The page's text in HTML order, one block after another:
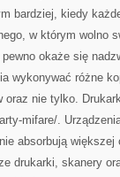
bardziej, kiedy
w którym wolno
okaże się
wykonywać różne
nie tylko.
mifare/.
absorbują
drukarki, skanery